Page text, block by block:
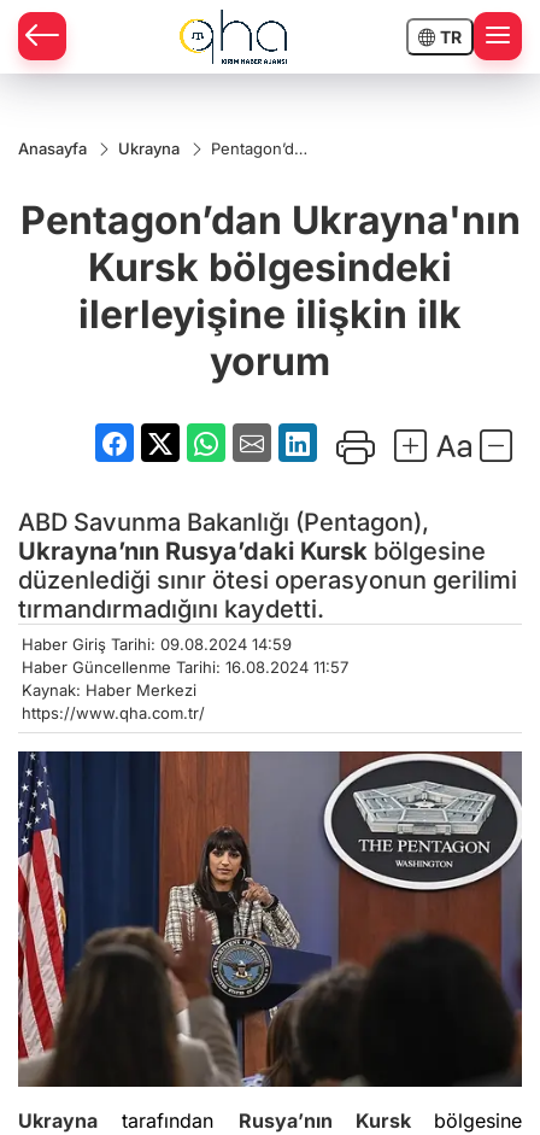
TR
Anasayfa Ukrayna
Pentagon’dan
bölgesindeki
ilerleyişine
yorum
Pentagon’dan Ukrayna'nın
Kursk bölgesindeki
ilerleyişine ilişkin ilk
yorum
ABD Savunma Bakanlığı (Pentagon),
Ukrayna’nın Rusya’daki Kursk bölgesine
düzenlediği sınır ötesi operasyonun gerilimi
tırmandırmadığını kaydetti.
Haber Giriş Tarihi: 09.08.2024 14:59
Haber Güncellenme Tarihi: 16.08.2024 11:57
Kaynak: Haber Merkezi
https://www.qha.com.tr/
Ukrayna tarafından Rusya’nın Kursk
bölgesine